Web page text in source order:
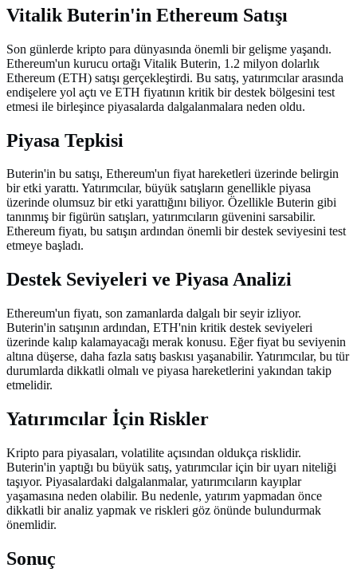
Vitalik Buterin'in Ethereum Satışı
Son günlerde kripto para dünyasında önemli bir gelişme yaşandı.
Ethereum'un kurucu ortağı Vitalik Buterin, 1.2 milyon dolarlık
Ethereum (ETH) satışı gerçekleştirdi. Bu satış, yatırımcılar arasında
endişelere yol açtı ve ETH fiyatının kritik bir destek bölgesini test
etmesi ile birleşince piyasalarda dalgalanmalara neden oldu.
Piyasa Tepkisi
Buterin'in bu satışı, Ethereum'un fiyat hareketleri üzerinde belirgin
bir etki yarattı. Yatırımcılar, büyük satışların genellikle piyasa
üzerinde olumsuz bir etki yarattığını biliyor. Özellikle Buterin gibi
tanınmış bir figürün satışları, yatırımcıların güvenini sarsabilir.
Ethereum fiyatı, bu satışın ardından önemli bir destek seviyesini test
etmeye başladı.
Destek Seviyeleri ve Piyasa Analizi
Ethereum'un fiyatı, son zamanlarda dalgalı bir seyir izliyor.
Buterin'in satışının ardından, ETH'nin kritik destek seviyeleri
üzerinde kalıp kalamayacağı merak konusu. Eğer fiyat bu seviyenin
altına düşerse, daha fazla satış baskısı yaşanabilir. Yatırımcılar, bu tür
durumlarda dikkatli olmalı ve piyasa hareketlerini yakından takip
etmelidir.
Yatırımcılar İçin Riskler
Kripto para piyasaları, volatilite açısından oldukça risklidir.
Buterin'in yaptığı bu büyük satış, yatırımcılar için bir uyarı niteliği
taşıyor. Piyasalardaki dalgalanmalar, yatırımcıların kayıplar
yaşamasına neden olabilir. Bu nedenle, yatırım yapmadan önce
dikkatli bir analiz yapmak ve riskleri göz önünde bulundurmak
önemlidir.
Sonuç